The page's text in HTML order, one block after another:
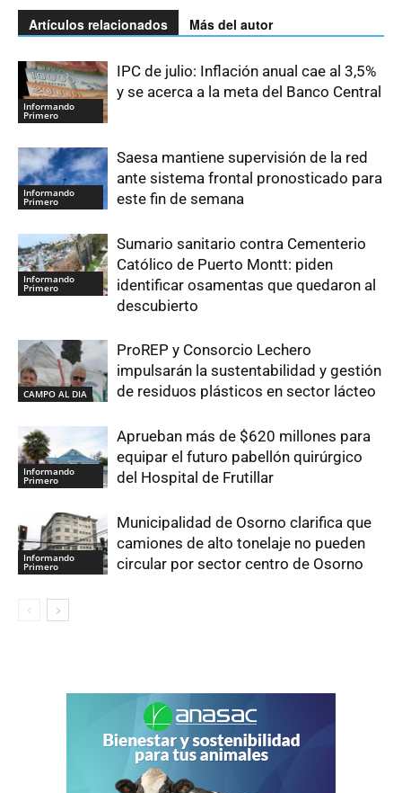
Artículos relacionados Más del autor
Informando
Primero
IPC de julio: Inflación anual cae al 3,5%
y se acerca a la meta del Banco Central
Informando
Primero
Saesa mantiene supervisión de la red
ante sistema frontal pronosticado para
este fin de semana
Informando
Primero
Sumario sanitario contra Cementerio
Católico de Puerto Montt: piden
identificar osamentas que quedaron al
descubierto
CAMPO AL DIA
ProREP y Consorcio Lechero
impulsarán la sustentabilidad y gestión
de residuos plásticos en sector lácteo
Informando
Primero
Aprueban más de $620 millones para
equipar el futuro pabellón quirúrgico
del Hospital de Frutillar
Informando
Primero
Municipalidad de Osorno clarifica que
camiones de alto tonelaje no pueden
circular por sector centro de Osorno